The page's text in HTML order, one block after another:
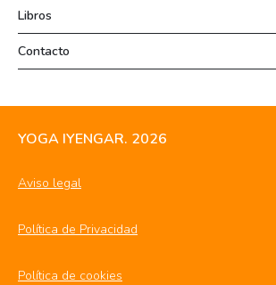
Libros
Contacto
YOGA IYENGAR. 2026
Aviso legal
Política de Privacidad
Política de cookies